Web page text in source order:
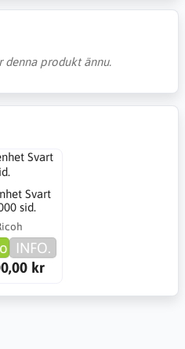
denna produkt ännu.
Svart
sid.
INFO.
kr